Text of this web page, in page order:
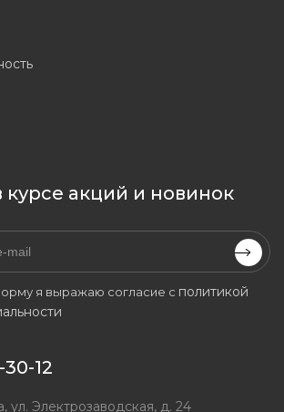
курсе акций и новинок
я выражаю согласие с политикой
12
ул. Электрозаводская, д. 24